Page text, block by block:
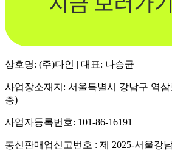
상호명: (주)다인 | 대표: 나승균
사업장소재지: 서울특별시 강남구 역
층)
사업자등록번호: 101-86-16191
통신판매업신고번호 : 제 2025-서울강